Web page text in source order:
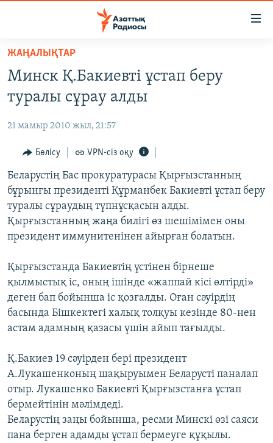
Skip
main
content
Skip
to
Navigation
Skip
to
Search
AZATTYQTV
ҚАҢТАР ОҚИҒАСЫ
АДАМ ҚҰҚЫҚТАРЫ
ӘЛЕУМЕТ
ӘЛЕМ
АРНАЙЫ ЖОБАЛАР
ЖАЗЫЛЫҢЫЗ
ЖАҢАЛЫҚТАР
Минск Қ.Бакиевті ұстап беру
туралы сұрау алды
21 мамыр 2010 жыл, 21:57
Бөлісу VPN-сіз оқу
Беларустің Бас прокуратурасы Қырғызстанның
бұрынғы президенті Құрманбек Бакиевті ұстап беру
туралы сұраудың түпнұсқасын алды.
Қырғызстанның жаңа билігі өз шешімімен оны
президент иммунитенінен айырған болатын.
Қырғызстанда Бакиевтің үстінен бірнеше
қылмыстық іс, оның ішінде «жаппай кісі өлтірді»
деген бап бойынша іс қозғалды. Оған сәуірдің
басында Бішкектегі халық толқуы кезінде 80-нен
астам адамның қазасы үшін айып тағылды.
Қ.Бакиев 19 сәуірден бері президент
А.Лукашенконың шақыруымен Беларусті паналап
отыр. Лукашенко Бакиевті Қырғызстанға ұстап
бермейтінін мәлімдеді.
Беларустің заңы бойынша, ресми Минскі өзі саяси
пана берген адамды ұстап бермеуге құқылы.